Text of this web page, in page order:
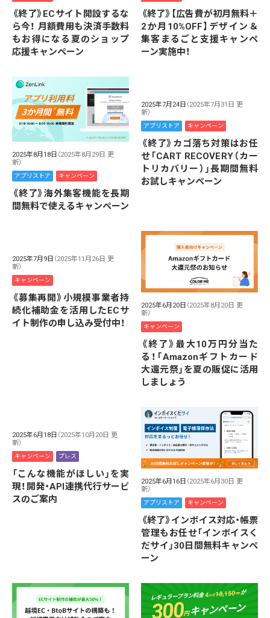
《終了》ECサイト開設するな
ら今！ 月額費用も決済手数料
もお得になる夏のショップ
応援キャンペーン
《終了》【広告費が初月無料＋
2か月10%OFF】デザイン＆
集客まるごと支援キャンペ
ーン実施中！
2025年8月18日 （2025年8月29日 更
新）
アプリストア キャンペーン
《終了》海外集客機能を長期
間無料で使えるキャンペーン
2025年7月24日 （2025年7月31日 更
新）
アプリストア キャンペーン
《終了》カゴ落ち対策はお任
せ「CART RECOVERY（カー
トリカバリー）」長期間無料
お試しキャンペーン
2025年7月9日 （2025年11月26日 更
新）
キャンペーン
《募集再開》小規模事業者持
続化補助金を活用したECサ
イト制作の申し込み受付中！
2025年6月20日 （2025年8月20日 更
新）
キャンペーン
《終了》最大10万円分当た
る！「Amazonギフトカード
大還元祭」を夏の販促に活用
しましょう
2025年6月18日 （2025年10月20日 更
新）
キャンペーン プレス
「こんな機能がほしい」を実
現！開発・API連携代行サービ
スのご案内
2025年6月16日 （2025年6月30日 更
新）
アプリストア キャンペーン
《終了》インボイス対応・帳票
管理もお任せ「インボイスく
だサイ」30日間無料キャンペ
ーン